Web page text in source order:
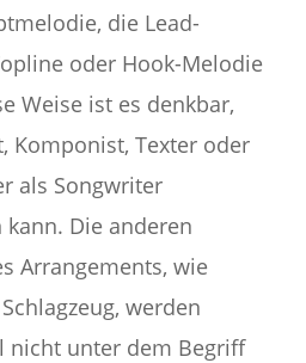
die Lead-
oder Hook-Melodie
Weise ist es denkbar,
Komponist, Texter oder
als Songwriter
Die anderen
Arrangements, wie
werden
nicht unter dem Begriff